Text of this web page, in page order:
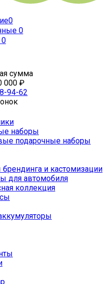
0
0
0
сумма
000 ₽
94-62
наборы
подарочные наборы
и кастомизации
для автомобиля
коллекция